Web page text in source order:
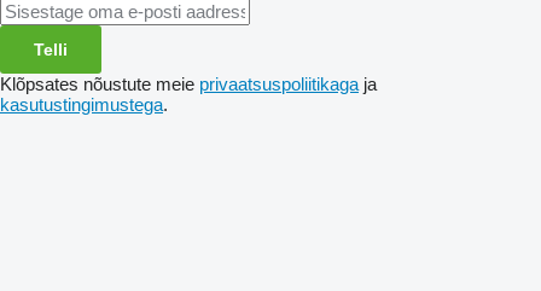
Telli
Klõpsates nõustute meie privaatsuspoliitikaga ja
kasutustingimustega.